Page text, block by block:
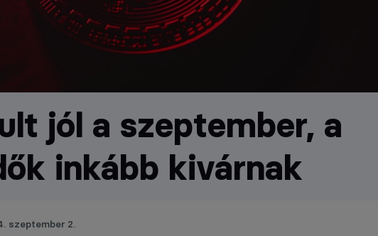
jól a szeptember, a
inkább kivárnak
szeptember 2.